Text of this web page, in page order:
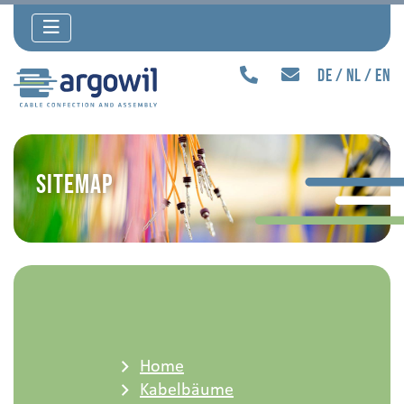
de nl en
Sitemap
Home
Kabelbäume